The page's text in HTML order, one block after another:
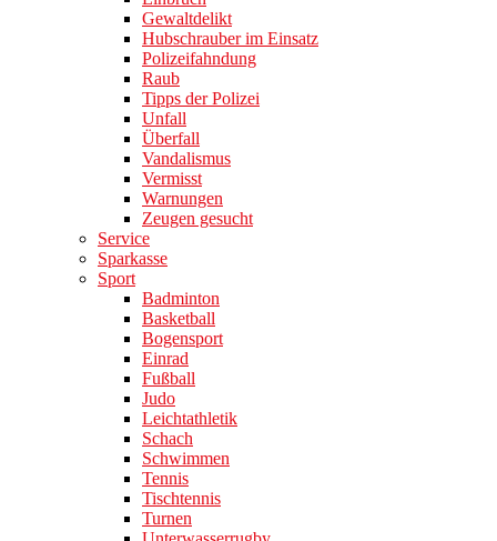
Gewaltdelikt
Hubschrauber im Einsatz
Polizeifahndung
Raub
Tipps der Polizei
Unfall
Überfall
Vandalismus
Vermisst
Warnungen
Zeugen gesucht
Service
Sparkasse
Sport
Badminton
Basketball
Bogensport
Einrad
Fußball
Judo
Leichtathletik
Schach
Schwimmen
Tennis
Tischtennis
Turnen